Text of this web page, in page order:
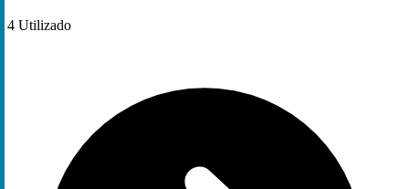
4 Utilizado